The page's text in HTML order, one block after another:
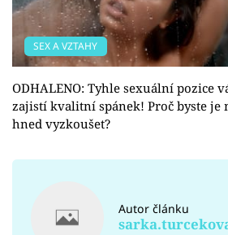
SEX A VZTAHY
ODHALENO: Tyhle sexuální pozice
zajistí kvalitní spánek! Proč byste je
hned vyzkoušet?
Autor článku